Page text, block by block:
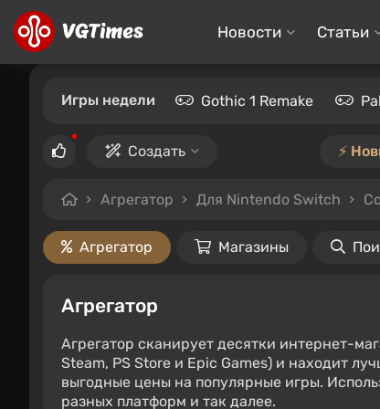
Новости Статьи
Игры недели Gothic 1 Remake
Создать ⚡️
Агрегатор Для Nintendo Switch
Агрегатор Магазины
Агрегатор
Агрегатор сканирует десятки интернет-
Steam, PS Store и Epic Games) и находит
выгодные цены на популярные игры.
разных платформ и так далее.